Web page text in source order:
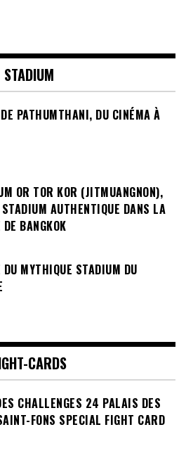
STADIUM
PATHUMTHANI, DU CINÉMA À
OR TOR KOR (JITMUANGNON),
AUTHENTIQUE DANS LA
BANGKOK
MYTHIQUE STADIUM DU
CARDS
CHALLENGES 24 PALAIS DES
FONS SPECIAL FIGHT CARD